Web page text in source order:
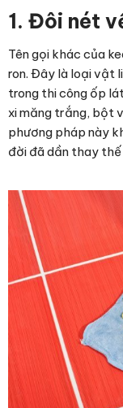
1. Đôi nét
Tên gọi khác của
ron. Đây là loại vật
trong thi công ốp
xi măng trắng, bột
phương pháp này
đời đã dần thay thế